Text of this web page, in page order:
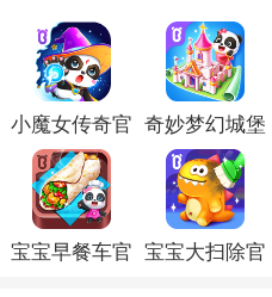
小魔女传奇官
方版
v9.93.00.00
奇妙梦幻城堡
宝宝巴士下载
手机版
v9.93.00.00
宝宝早餐车官 宝宝大扫除官